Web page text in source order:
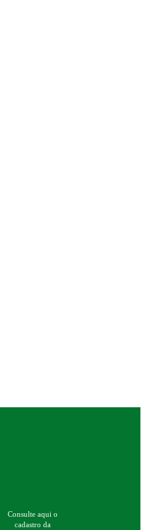
Consulte aqui o
cadastro da